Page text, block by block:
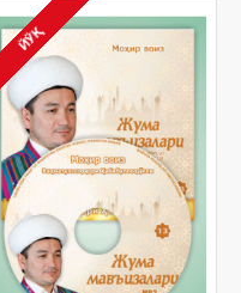
ЙЎҚ